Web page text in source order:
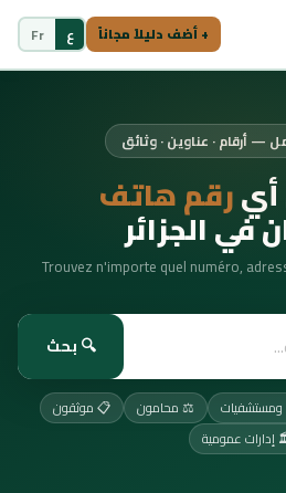
+ أضف دليلاً مجاناً ع Fr
— أرقام · عناوين · وثائق
أيرقم هاتف
في الجزائر
Trouvez n'importe quel numéro,
🔍 بحث
ومستشفيات ⚖️ محامون
📋 موثقون
إدارات عمومية